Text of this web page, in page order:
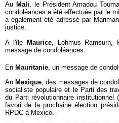
Au Mali, le Président Amadou
condoléances a été effectuée par le
a également été adressé par
justice.
A l'île
Maurice, Lohmus Ramsurn,
message de condoléances.
En Mauritanie, un message de
Au Mexique, des messages de
socialiste populaire et le Parti des
du Parti révolutionnaire
favori de la prochaine élection
RPDC à Mexico.